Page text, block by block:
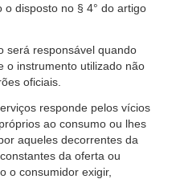
o disposto no § 4° do artigo
será responsável quando
o instrumento utilizado não
oficiais.
responde pelos vícios
ao consumo ou lhes
aqueles decorrentes da
da oferta ou
o consumidor exigir,